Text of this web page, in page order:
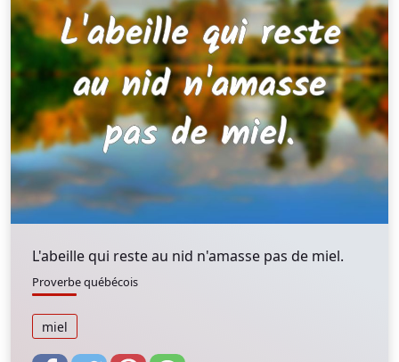
L'abeille qui reste au nid n'amasse pas de miel.
Proverbe québécois
miel